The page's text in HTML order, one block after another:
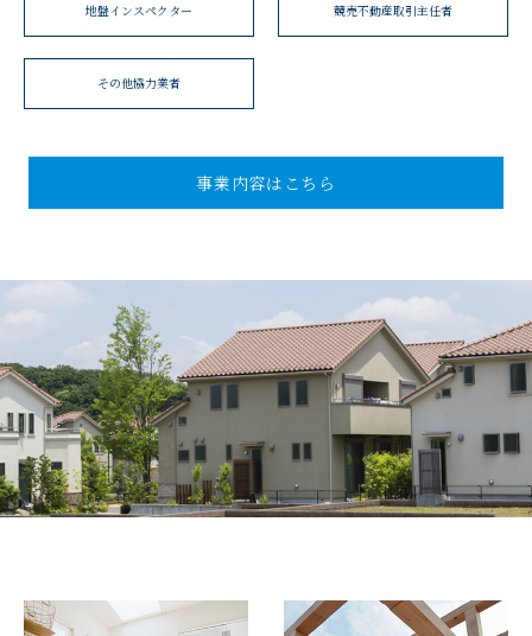
地盤インスペクター 競売不動産取引主任者
その他協力業者
事業内容はこちら